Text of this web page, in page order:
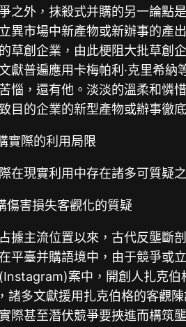
之外，抹殺式并購的另一論點
異市場中新產物或新辦事的產
草創企業，由此梗阻大批草創
獻普遍應用卡梅帕利·克里希
惱，還有他。淡淡的溫柔和憐
目的企業的新型產物或辦事徹
實際的利用局限
在現實利用中存在諸多可質疑
傷害損失客觀化的質疑
據主流位置以來，古代反壟斷
平臺并購語境中，由于競爭或
案中，開創人扎克伯
諸多文獻援用扎克伯格的客觀
際甚至潛伏競爭要挾進而構筑